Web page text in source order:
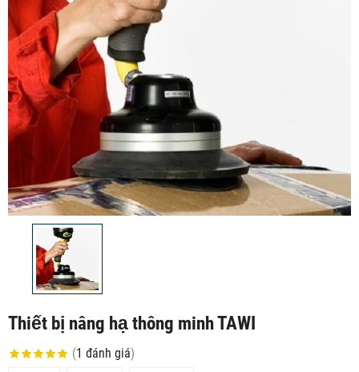
Thiết bị nâng hạ thông minh TAWI
(1 đánh giá)